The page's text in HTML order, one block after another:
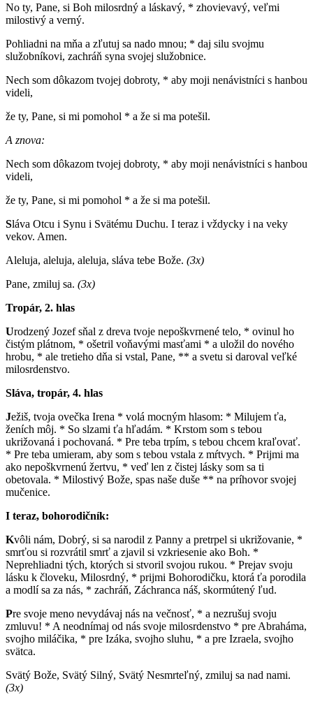
No ty, Pane, si Boh milosrdný a láskavý, * zhovievavý, veľmi
milostivý a verný.
Pohliadni na mňa a zľutuj sa nado mnou; * daj silu svojmu
služobníkovi, zachráň syna svojej služobnice.
Nech som dôkazom tvojej dobroty, * aby moji nenávistníci s hanbou
videli,
že ty, Pane, si mi pomohol * a že si ma potešil.
A znova:
Nech som dôkazom tvojej dobroty, * aby moji nenávistníci s hanbou
videli,
že ty, Pane, si mi pomohol * a že si ma potešil.
Sláva Otcu i Synu i Svätému Duchu. I teraz i vždycky i na veky
vekov. Amen.
Aleluja, aleluja, aleluja, sláva tebe Bože. (3x)
Pane, zmiluj sa. (3x)
Tropár, 2. hlas
Urodzený Jozef sňal z dreva tvoje nepoškvrnené telo, * ovinul ho
čistým plátnom, * ošetril voňavými masťami * a uložil do nového
hrobu, * ale tretieho dňa si vstal, Pane, ** a svetu si daroval veľké
milosrdenstvo.
Sláva, tropár, 4. hlas
Ježiš, tvoja ovečka Irena * volá mocným hlasom: * Milujem ťa,
ženích môj. * So slzami ťa hľadám. * Krstom som s tebou
ukrižovaná i pochovaná. * Pre teba trpím, s tebou chcem kraľovať.
* Pre teba umieram, aby som s tebou vstala z mŕtvych. * Prijmi ma
ako nepoškvrnenú žertvu, * veď len z čistej lásky som sa ti
obetovala. * Milostivý Bože, spas naše duše ** na príhovor svojej
mučenice.
I teraz, bohorodičník:
Kvôli nám, Dobrý, si sa narodil z Panny a pretrpel si ukrižovanie, *
smrťou si rozvrátil smrť a zjavil si vzkriesenie ako Boh. *
Neprehliadni tých, ktorých si stvoril svojou rukou. * Prejav svoju
lásku k človeku, Milosrdný, * prijmi Bohorodičku, ktorá ťa porodila
a modlí sa za nás, * zachráň, Záchranca náš, skormútený ľud.
Pre svoje meno nevydávaj nás na večnosť, * a nezrušuj svoju
zmluvu! * A neodnímaj od nás svoje milosrdenstvo * pre Abraháma,
svojho miláčika, * pre Izáka, svojho sluhu, * a pre Izraela, svojho
svätca.
Svätý Bože, Svätý Silný, Svätý Nesmrteľný, zmiluj sa nad nami.
(3x)